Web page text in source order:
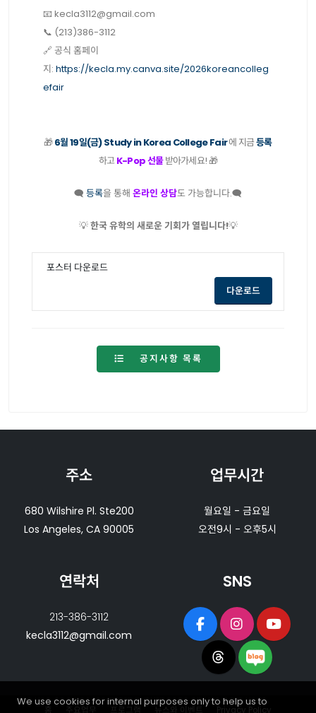
We use cookies for internal purposes only to help us to
📧 kecla3112@gmail.com
📞 (213)386-3112
🔗 공식 홈페이
지: https://kecla.my.canva.site/2026koreancolleg
efair
🎁6월 19일(금) Study in Korea College Fair에 지금등록
하고 K-Pop 선물받아가세요!🎁
🗨️ 등록을 통해 온라인 상담도 가능합니다.🗨️
💡한국 유학의 새로운 기회가 열립니다!💡
포스터 다운로드
다운로드opens a
공지사항 목록
주소
680 Wilshire Pl. Ste200
Los Angeles, CA 90005
업무시간
월요일 - 금요일
오전9시 - 오후5시
연락처
213-386-3112
kecla3112@gmail.com
SNS
홈 주요업무 프로그램 뉴스와 이벤트 Privacy Policy